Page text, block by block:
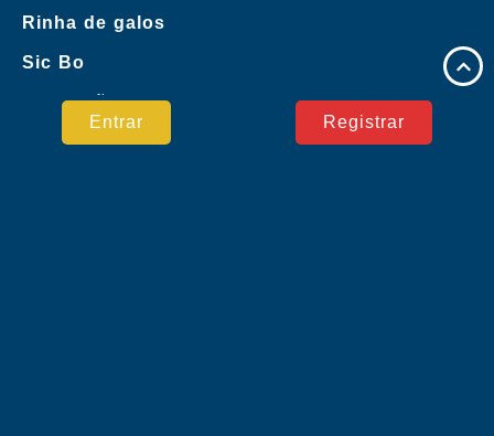
Rinha de galos
Sic Bo
Promoções
Central de Notícias
Entrar Registrar